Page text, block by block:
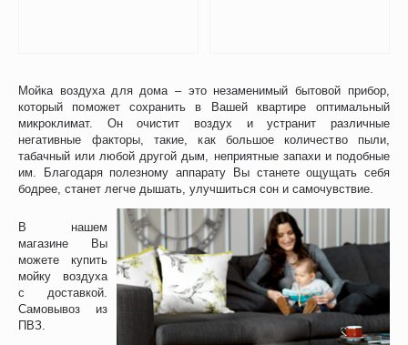
Мойка воздуха для дома – это незаменимый бытовой прибор,
который поможет сохранить в Вашей квартире оптимальный
микроклимат. Он очистит воздух и устранит различные
негативные факторы, такие, как большое количество пыли,
табачный или любой другой дым, неприятные запахи и подобные
им. Благодаря полезному аппарату Вы станете ощущать себя
бодрее, станет легче дышать, улучшиться сон и самочувствие.
В нашем
магазине Вы
можете купить
мойку воздуха
с доставкой.
Самовывоз из
ПВЗ.